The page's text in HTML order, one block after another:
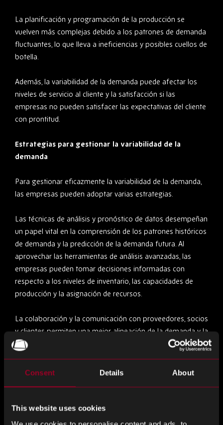
Consent Details About
This website uses cookies
La planificación y programación de la producción se
vuelven más complejas debido a los patrones de demanda
fluctuantes, lo que lleva a ineficiencias y posibles cuellos de
botella.
Además, la variabilidad de la demanda puede afectar los
niveles de servicio al cliente y la satisfacción si las
empresas no pueden satisfacer las expectativas del cliente
con prontitud.
Estrategias para gestionar la variabilidad de la
demanda
Para gestionar eficazmente la variabilidad de la demanda,
las empresas pueden adoptar varias estrategias.
Las técnicas de análisis y pronóstico de datos desempeñan
un papel vital en la comprensión de los patrones históricos
de demanda y la predicción de la demanda futura. Al
aprovechar las herramientas de análisis avanzadas, las
empresas pueden tomar decisiones informadas con
respecto a los niveles de inventario, las capacidades de
producción y la asignación de recursos.
La colaboración y la comunicación con proveedores, socios
y clientes permiten una mejor alineación de la demanda y la
oferta, lo que facilita operaciones más fluidas.
La implementación de sistemas flexibles de producción y
demanda.